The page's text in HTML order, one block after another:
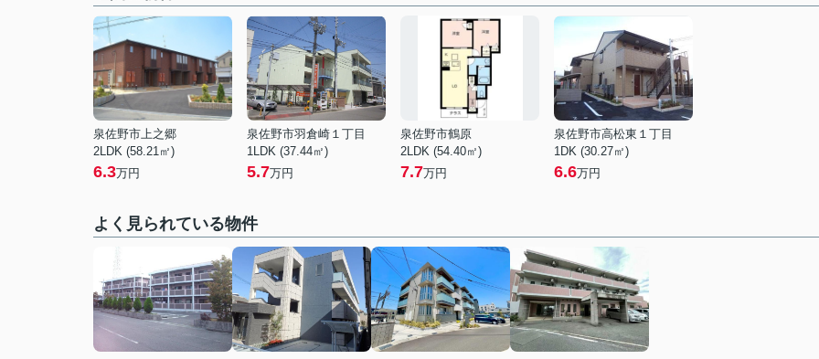
泉佐野市上之郷
2LDK (58.21㎡)
6.3万円
泉佐野市羽倉崎１丁目
1LDK (37.44㎡)
5.7万円
泉佐野市鶴原
2LDK (54.40㎡)
7.7万円
泉佐野市高松東１丁目
1DK (30.27㎡)
6.6万円
よく見られている物件